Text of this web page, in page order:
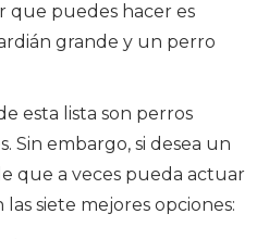
que puedes hacer es
grande y un perro
esta lista son perros
Sin embargo, si desea un
que a veces pueda actuar
siete mejores opciones: